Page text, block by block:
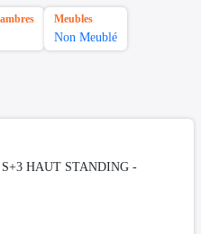
Meubles
Non Meublé
HAUT STANDING -